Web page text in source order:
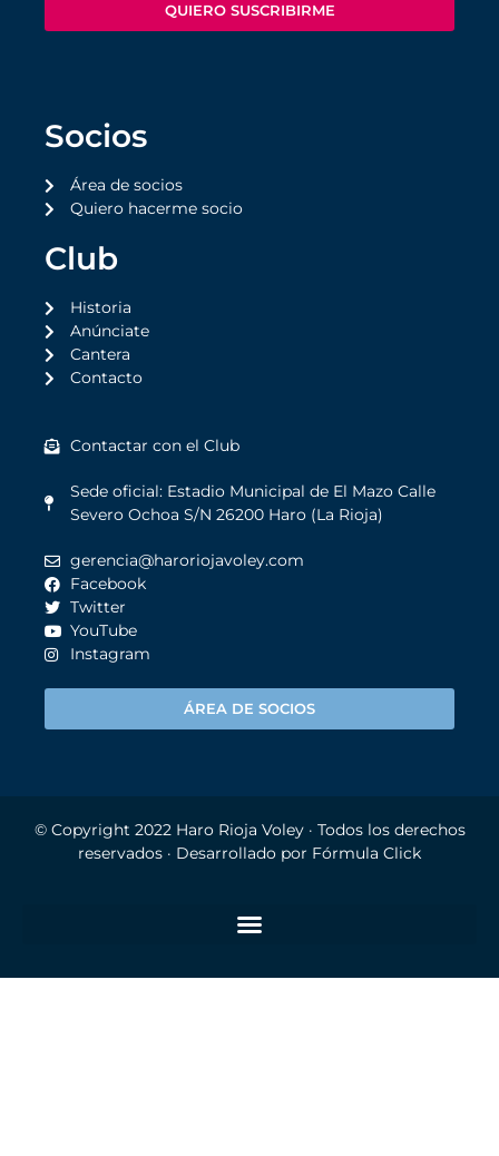
QUIERO SUSCRIBIRME
Socios
Área de socios
Quiero hacerme socio
Club
Historia
Anúnciate
Cantera
Contacto
Contactar con el Club
Sede oficial: Estadio Municipal de El Mazo Calle
Severo Ochoa S/N 26200 Haro (La Rioja)
gerencia@haroriojavoley.com
Facebook
Twitter
YouTube
Instagram
ÁREA DE SOCIOS
© Copyright 2022 Haro Rioja Voley· Todos los derechos
reservados · Desarrollado por Fórmula Click